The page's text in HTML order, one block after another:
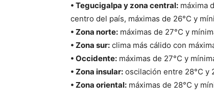
• Tegucigalpa y zona central: máxima
centro del país, máximas de 26°C y
• Zona norte: máximas de 27°C y
• Zona sur: clima más cálido con
• Occidente: máximas de 27°C y
• Zona insular: oscilación entre 28°C y
• Zona oriental: máximas de 28°C y